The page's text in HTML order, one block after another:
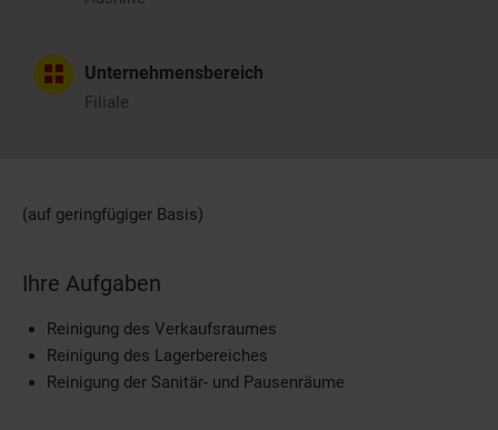
Unternehmensbereich
Filiale
(auf geringfügiger Basis)
Ihre Aufgaben
Reinigung des Verkaufsraumes
Reinigung des Lagerbereiches
Reinigung der Sanitär- und Pausenräume